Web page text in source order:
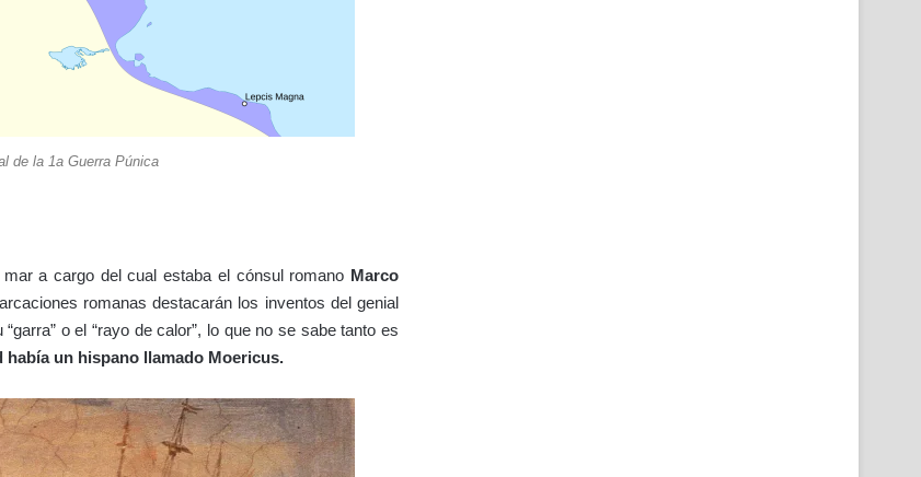
de la 1a Guerra Púnica
a cargo del cual estaba el cónsul romano Marco
romanas destacarán los inventos del genial
o el “rayo de calor”, lo que no se sabe tanto es
había un hispano llamado Moericus.